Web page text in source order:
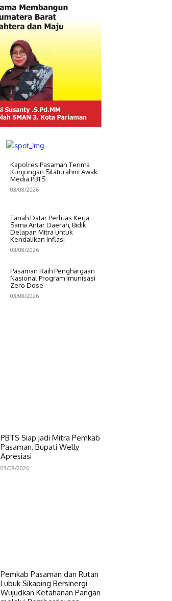
Kapolres Pasaman Terima
Kunjungan Silaturahmi Awak
Media PBTS
03/08/2026
Tanah Datar Perluas Kerja
Sama Antar Daerah, Bidik
Delapan Mitra untuk
Kendalikan Inflasi
03/08/2026
Pasaman Raih Penghargaan
Nasional Program Imunisasi
Zero Dose
03/08/2026
PBTS Siap jadi Mitra Pemkab
Pasaman, Bupati Welly
Apresiasi
03/08/2026
Pemkab Pasaman dan Rutan
Lubuk Sikaping Bersinergi
Wujudkan Ketahanan Pangan